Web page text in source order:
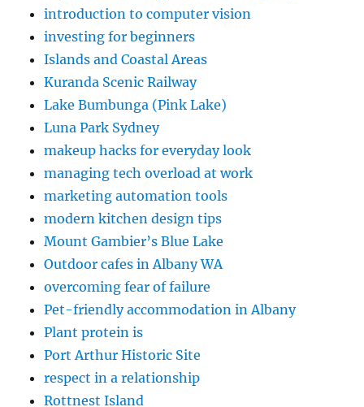
introduction to computer vision
investing for beginners
Islands and Coastal Areas
Kuranda Scenic Railway
Lake Bumbunga (Pink Lake)
Luna Park Sydney
makeup hacks for everyday look
managing tech overload at work
marketing automation tools
modern kitchen design tips
Mount Gambier’s Blue Lake
Outdoor cafes in Albany WA
overcoming fear of failure
Pet-friendly accommodation in Albany
Plant protein is
Port Arthur Historic Site
respect in a relationship
Rottnest Island